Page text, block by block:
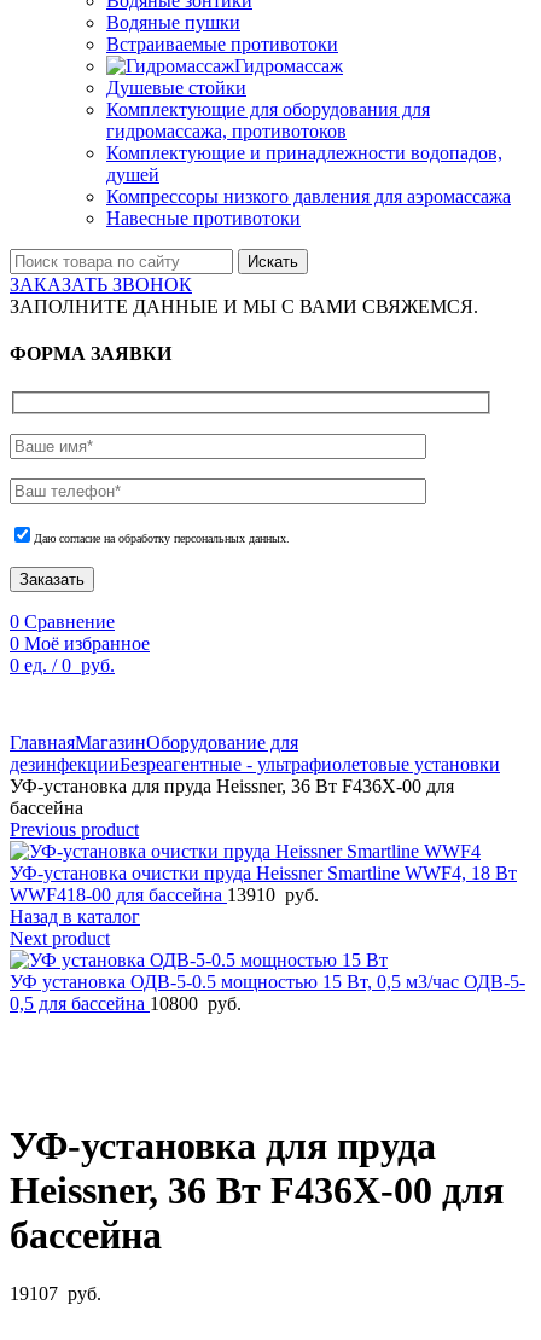
Водяные пушки
Встраиваемые противотоки
Гидромассаж
Душевые стойки
Комплектующие для оборудования для
гидромассажа, противотоков
Комплектующие и принадлежности водопадов,
душей
Компрессоры низкого давления для аэромассажа
Навесные противотоки
Искать
ЗАКАЗАТЬ ЗВОНОК
ЗАПОЛНИТЕ ДАННЫЕ И МЫ С ВАМИ СВЯЖЕМСЯ.
ФОРМА ЗАЯВКИ
Даю согласие на обработку персональных данных.
Заказать
0 Сравнение
0 Моё избранное
0 ед. / 0 руб.
ГлавнаяМагазинОборудование для
дезинфекцииБезреагентные - ультрафиолетовые установки
УФ-установка для пруда Heissner, 36 Вт F436X-00 для
бассейна
Previous product
УФ-установка очистки пруда Heissner Smartline WWF4, 18 Вт
WWF418-00 для бассейна 13910 руб.
Назад в каталог
Next product
УФ установка ОДВ-5-0.5 мощностью 15 Вт, 0,5 м3/час ОДВ-5-
0,5 для бассейна 10800 руб.
УФ-установка для пруда
Heissner, 36 Вт F436X-00 для
бассейна
19107 руб.